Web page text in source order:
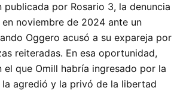
publicada por Rosario 3, la denuncia
noviembre de 2024 ante un
Oggero acusó a su expareja por
reiteradas. En esa oportunidad,
el que Omill habría ingresado por la
agredió y la privó de la libertad